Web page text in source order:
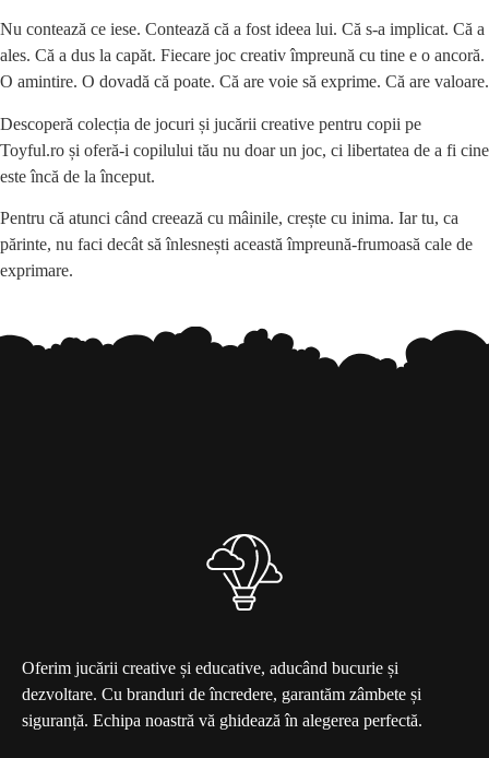
Nu contează ce iese. Contează că a fost ideea lui. Că s-a implicat. Că a
ales. Că a dus la capăt. Fiecare joc creativ împreună cu tine e o ancoră.
O amintire. O dovadă că poate. Că are voie să exprime. Că are valoare.
Descoperă colecția de jocuri și jucării creative pentru copii pe
Toyful.ro și oferă-i copilului tău nu doar un joc, ci libertatea de a fi cine
este încă de la început.
Pentru că atunci când creează cu mâinile, crește cu inima. Iar tu, ca
părinte, nu faci decât să înlesnești această împreună-frumoasă cale de
exprimare.
Oferim jucării creative și educative, aducând bucurie și
dezvoltare. Cu branduri de încredere, garantăm zâmbete și
siguranță. Echipa noastră vă ghidează în alegerea perfectă.